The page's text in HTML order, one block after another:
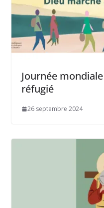
Journée
réfugié
26 septembre 2024